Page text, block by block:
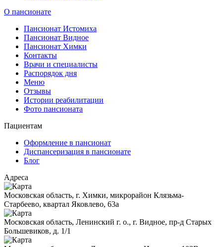
О пансионате
Пансионат Истомиха
Пансионат Видное
Пансионат Химки
Контакты
Врачи и специалисты
Распорядок дня
Меню
Отзывы
Истории реабилитации
Фото пансионата
Пациентам
Оформление в пансионат
Диспансеризация в пансионате
Блог
Адреса
Московская область, г. Химки, микрорайон Клязьма-
Старбеево, квартал Яковлево, 63а
Московская область, Ленинский г. о., г. Видное, пр-д Старых
Большевиков, д. 1/1